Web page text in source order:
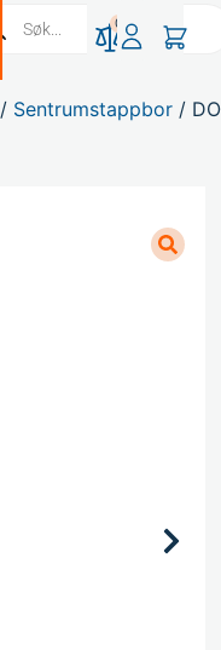
0
/ Sentrumstappbor /